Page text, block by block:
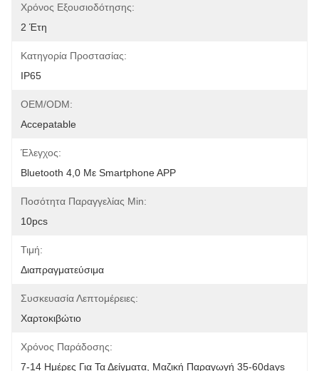
Χρόνος Εξουσιοδότησης:
2 Έτη
Κατηγορία Προστασίας:
IP65
OEM/ODM:
Accepatable
Έλεγχος:
Bluetooth 4,0 Με Smartphone APP
Ποσότητα Παραγγελίας Min:
10pcs
Τιμή:
Διαπραγματεύσιμα
Συσκευασία Λεπτομέρειες:
Χαρτοκιβώτιο
Χρόνος Παράδοσης:
7-14 Ημέρες Για Τα Δείγματα, Μαζική Παραγωγή 35-60days